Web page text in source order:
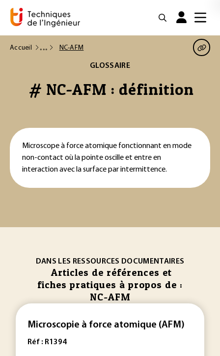
Accueil NC-AFM
GLOSSAIRE
# NC-AFM : définition
Microscope à force atomique fonctionnant en mode
non-contact où la pointe oscille et entre en
interaction avec la surface par intermittence.
DANS LES RESSOURCES DOCUMENTAIRES
Articles de références et
fiches pratiques à propos de :
NC-AFM
Microscopie à force atomique (AFM)
Réf : R1394